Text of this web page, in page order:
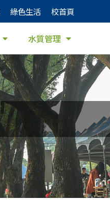
綠色生活 校首頁
水質管理